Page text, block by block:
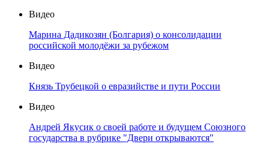
Видео
Марина Дадикозян (Болгария) о консолидации
российской молодёжи за рубежом
Видео
Князь Трубецкой о евразийстве и пути России
Видео
Андрей Якусик о своей работе и будущем Союзного
государства в рубрике "Двери открываются"